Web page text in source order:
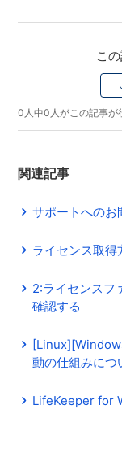
こ
0人中0人がこの記事が
関連記事
サポートへのお
ライセンス取
2:ライセンスフ
確認する
動の仕組みにつ
LifeKeeper for